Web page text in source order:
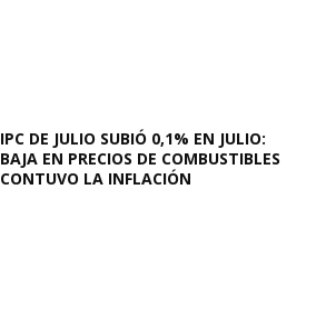
IPC DE JULIO SUBIÓ 0,1% EN JULIO:
BAJA EN PRECIOS DE COMBUSTIBLES
CONTUVO LA INFLACIÓN